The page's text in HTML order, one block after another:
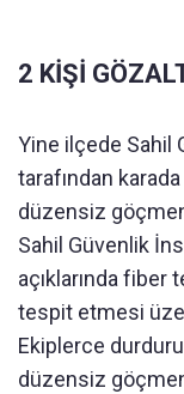
2 KİŞİ
Yine ilçede Sahil
tarafından
düzensiz
Sahil Güvenlik
açıklarında
tespit etmesi
Ekiplerce
düzensiz